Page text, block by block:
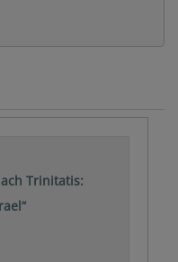
Trinitatis: